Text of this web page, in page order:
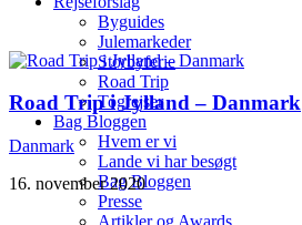
Byguides
Julemarkeder
Storbyferie
Road Trip
Togrejser
Bag Bloggen
Hvem er vi
Lande vi har besøgt
Bag Bloggen
Presse
Artikler og Awards
Road Trip i Jylland – Danmark
Danmark
16. november 2020